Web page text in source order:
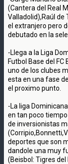
(Cantera del Real
Valladolid),Raúl de
el extranjero pero
debutado en la
-Llega a la Liga
Futbol Base del FC
uno de los clubes
esta en una fase
el proximo punto.
-La liga
en tan poco
de inversionistas
deportes que son
dandole una muy
(Beisbol: Tigres del